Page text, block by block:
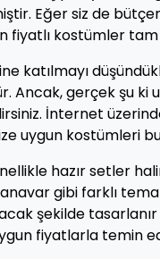
Eğer siz de
fiyatlı kostümler
katılmayı
Ancak, gerçek şu
İnternet
uygun kostümleri
hazır setler
gibi farklı
şekilde
fiyatlarla temin